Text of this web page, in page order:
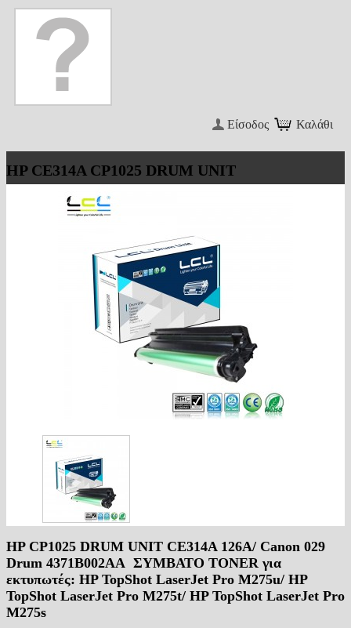
Καλάθι
Είσοδος
HP CE314A CP1025 DRUM UNIT
HP CP1025 DRUM UNIT CE314A 126A/ Canon 029
Drum 4371B002AA ΣΥΜΒΑΤΟ TONER για
εκτυπωτές: HP TopShot LaserJet Pro M275u/ HP
TopShot LaserJet Pro M275t/ HP TopShot LaserJet Pro
M275s